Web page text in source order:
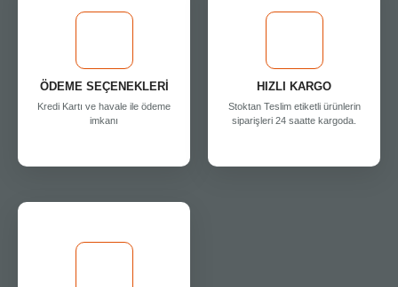
ÖDEME SEÇENEKLERİ
Kredi Kartı ve havale ile ödeme
imkanı
HIZLI KARGO
Stoktan Teslim etiketli ürünlerin
siparişleri 24 saatte kargoda.